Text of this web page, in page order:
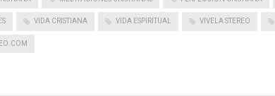
VIDA CRISTIANA VIDA ESPIRITUAL VIVELA STEREO